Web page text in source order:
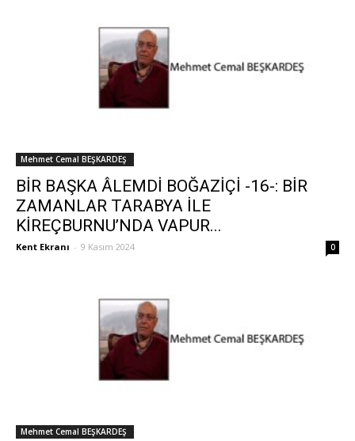
Mehmet Cemal BEŞKARDEŞ
BİR BAŞKA ÂLEMDİ BOĞAZİÇİ -16-: BİR
ZAMANLAR TARABYA İLE
KİREÇBURNU’NDA VAPUR...
Kent Ekranı - 9 Kasım 2024 0
Mehmet Cemal BEŞKARDEŞ